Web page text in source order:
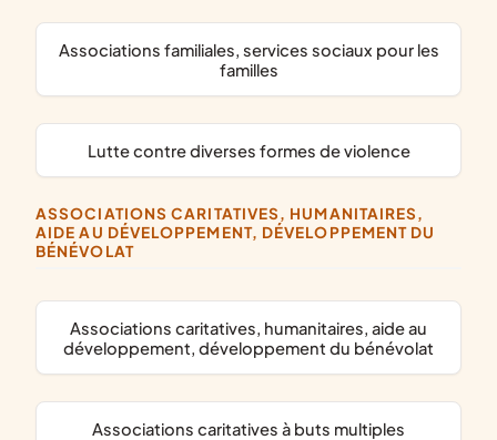
associations familiales, services sociaux pour les
familles
lutte contre diverses formes de violence
ASSOCIATIONS CARITATIVES, HUMANITAIRES,
AIDE AU DÉVELOPPEMENT, DÉVELOPPEMENT DU
BÉNÉVOLAT
associations caritatives, humanitaires, aide au
développement, développement du bénévolat
associations caritatives à buts multiples